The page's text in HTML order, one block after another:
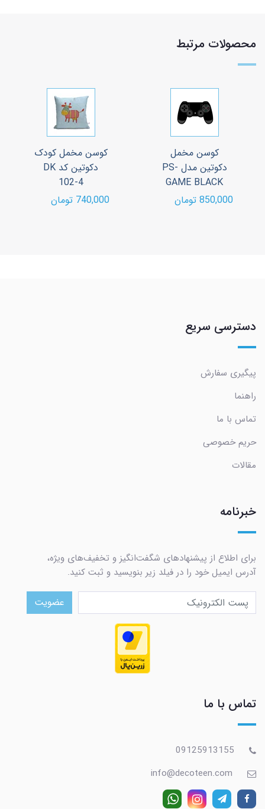
محصولات مرتبط
کوسن مخمل
دکوتین مدل PS-
GAME BLACK
850,000 تومان
کوسن مخمل کودک
دکوتین کد DK
102-4
740,000 تومان
دسترسی سریع
پیگیری سفارش
راهنما
تماس با ما
حریم خصوصی
مقالات
خبرنامه
برای اطلاع از پیشنهادهای شگفت‌انگیز و تخفیف‌های ویژه،
آدرس ایمیل خود را در فیلد زیر بنویسید و ثبت کنید.
عضویت
تماس با ما